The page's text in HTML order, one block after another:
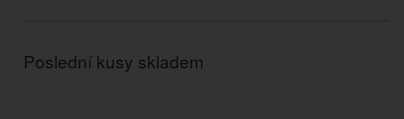
Poslední kusy skladem